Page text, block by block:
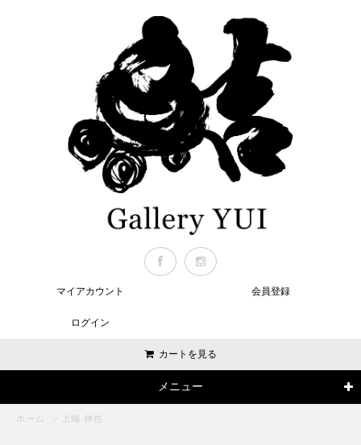
マイアカウント 会員登録
ログイン
カートを見る
メニュー
ホーム > 上端 伸也